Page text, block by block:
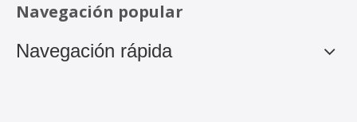
Navegación popular
Navegación rápida